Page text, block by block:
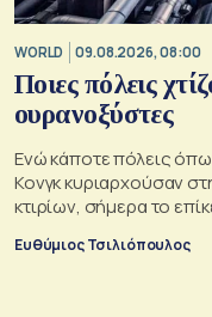
WORLD 09.08.2026, 08:00
Ποιες πόλεις
ουρανοξύστες
Ενώ κάποτε πόλεις
Κονγκ κυριαρχούσαν
κτιρίων, σήμερα το
Ευθύμιος Τσιλιόπουλος